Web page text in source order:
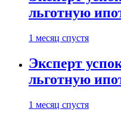
льготную
1 месяц спустя
Эксперт
льготную
1 месяц спустя